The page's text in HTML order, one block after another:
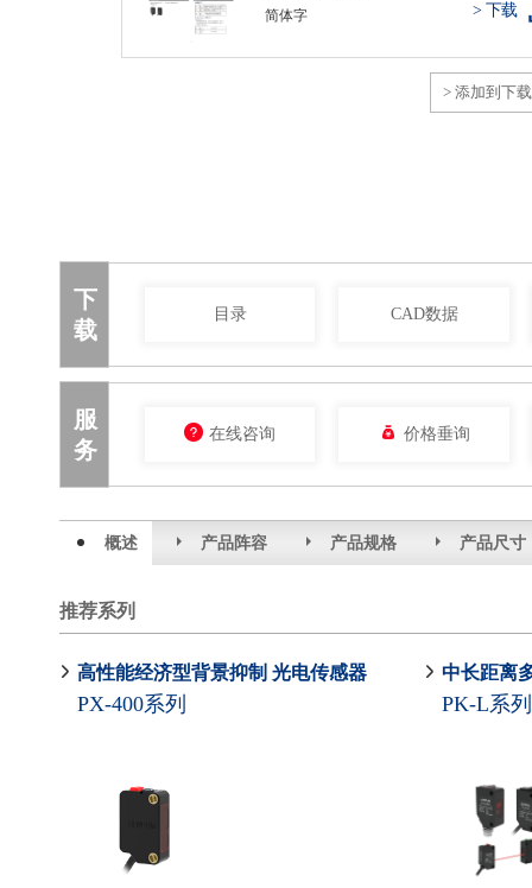
简体字
> 下载
> 添加到下
下
载
目录 CAD数据
服
务
在线咨询 价格垂询
概述 产品阵容 产品规格 产品尺寸
推荐系列
高性能经济型背景抑制 光电传感器
PX-400系列
中长距离
PK-L系列